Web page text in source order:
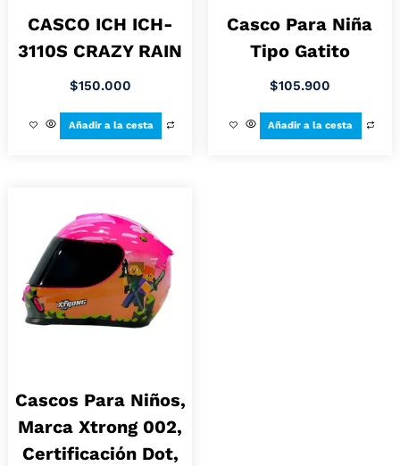
CASCO ICH ICH-
3110S CRAZY RAIN
$150.000
Añadir a la cesta
Casco Para Niña
Tipo Gatito
$105.900
Añadir a la cesta
Cascos Para Niños,
Marca Xtrong 002,
Certificación Dot,